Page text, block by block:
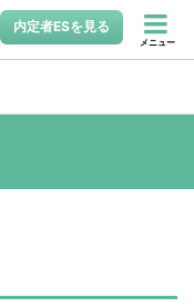
内定者ESを見る
メニュー